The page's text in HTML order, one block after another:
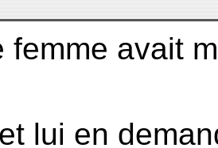
femme avait
lui en